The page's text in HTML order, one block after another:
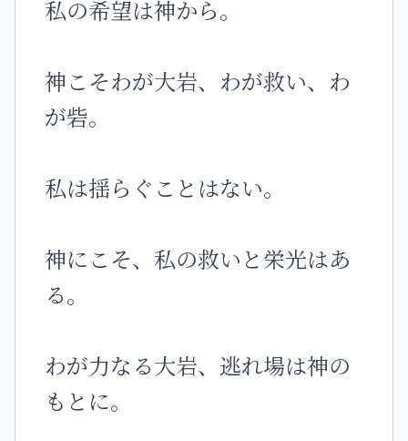
私の希望は神から。
神こそわが大岩、わが救い、わ
が砦。
私は揺らぐことはない。
神にこそ、私の救いと栄光はあ
る。
わが力なる大岩、逃れ場は神の
もとに。